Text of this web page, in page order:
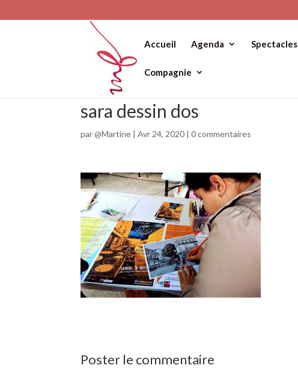
Accueil Agenda Spectacles
Compagnie
sara dessin dos
par@Martine |Avr 24, 2020 |0 commentaires
Poster le commentaire